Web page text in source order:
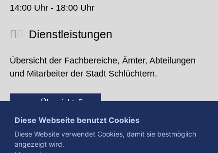
14:00 Uhr - 18:00 Uhr
Dienstleistungen
Übersicht der Fachbereiche, Ämter, Abteilungen
und Mitarbeiter der Stadt Schlüchtern.
zur Übersicht
Diese Webseite benutzt Cookies
Diese Website verwendet Cookies, damit sie bestmöglich
angezeigt wird.